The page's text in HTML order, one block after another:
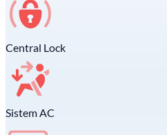
Central Lock
Sistem AC